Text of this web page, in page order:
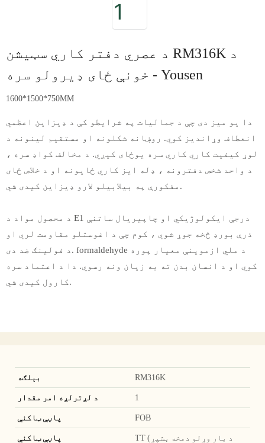
د عصري دفتر کاري سټیشن RM316K د
خونې ځای ډیرولو سره - Yousen
1600*1500*750MM
دا یو میز دی چې د جمالیات په شرایطو کې د ډیزاین اعظمي
انعطاف وړاندیز کوي. روښانه شکلونه او مستقیم لینونه د
لوړ کیفیت کاري کاري سره یوځای کیږي. د مخالف کواډ سره ،
د واحد شخص دفترونه ، ډله ایز کاري ځایونه او د خلاص ځای
مفکورې په بیلابیلو لارو ډیزاین کیدی شي.
د محصول مواد د E1 درجې ایکولوژیکي او چاپیریال ساتنې
ذرې بورډ څخه جوړ شوي ، کوم چې د اغوستلو مقاومت لري او
د فولینګ ضد دی. formaldehyde د ملي ازموینې معیار پوره
کوي او د انسان بدن ته به زیان ونه رسوي. دا د اعتماد سره
کارول کیدی شي.
RM316K
1
FOB
TT (د بار وړلو دمخه بشپړ